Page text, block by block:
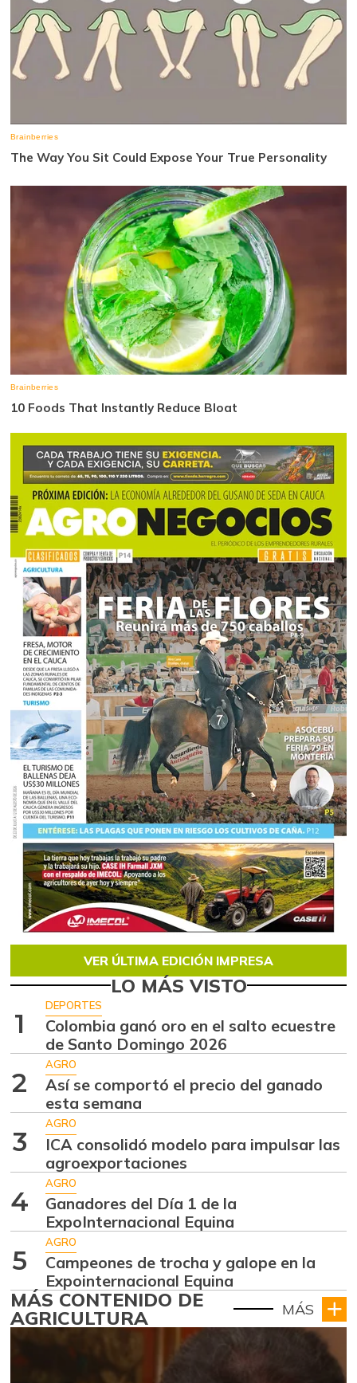
VER ÚLTIMA EDICIÓN IMPRESA
LO MÁS VISTO
1
DEPORTES
Colombia ganó oro en el salto ecuestre
de Santo Domingo 2026
2
AGRO
Así se comportó el precio del ganado
esta semana
3
AGRO
ICA consolidó modelo para impulsar las
agroexportaciones
4
AGRO
Ganadores del Día 1 de la
ExpoInternacional Equina
5
AGRO
Campeones de trocha y galope en la
Expointernacional Equina
MÁS CONTENIDO DE
AGRICULTURA MÁS